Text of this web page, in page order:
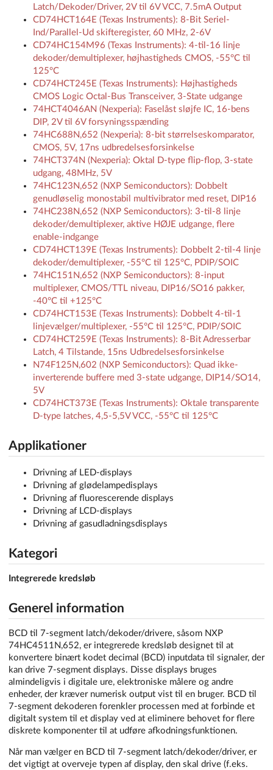
Latch/Dekoder/Driver, 2V til 6V VCC, 7.5mA Output
CD74HCT164E (Texas Instruments): 8-Bit Seriel-
Ind/Parallel-Ud skifteregister, 60 MHz, 2-6V
CD74HC154M96 (Texas Instruments): 4-til-16 linje
dekoder/demultiplexer, højhastigheds CMOS, -55°C til
125°C
CD74HCT245E (Texas Instruments): Højhastigheds
CMOS Logic Octal-Bus Transceiver, 3-State udgange
74HCT4046AN (Nexperia): Faselåst sløjfe IC, 16-bens
DIP, 2V til 6V forsyningsspænding
74HC688N,652 (Nexperia): 8-bit størrelseskomparator,
CMOS, 5V, 17ns udbredelsesforsinkelse
74HCT374N (Nexperia): Oktal D-type flip-flop, 3-state
udgang, 48MHz, 5V
74HC123N,652 (NXP Semiconductors): Dobbelt
genudløselig monostabil multivibrator med reset, DIP16
74HC238N,652 (NXP Semiconductors): 3-til-8 linje
dekoder/demultiplexer, aktive HØJE udgange, flere
enable-indgange
CD74HCT139E (Texas Instruments): Dobbelt 2-til-4 linje
dekoder/demultiplexer, -55°C til 125°C, PDIP/SOIC
74HC151N,652 (NXP Semiconductors): 8-input
multiplexer, CMOS/TTL niveau, DIP16/SO16 pakker,
-40°C til +125°C
CD74HCT153E (Texas Instruments): Dobbelt 4-til-1
linjevælger/multiplexer, -55°C til 125°C, PDIP/SOIC
CD74HCT259E (Texas Instruments): 8-Bit Adresserbar
Latch, 4 Tilstande, 15ns Udbredelsesforsinkelse
N74F125N,602 (NXP Semiconductors): Quad ikke-
inverterende buffere med 3-state udgange, DIP14/SO14,
5V
CD74HCT373E (Texas Instruments): Oktale transparente
D-type latches, 4,5-5,5V VCC, -55°C til 125°C
Applikationer
Drivning af LED-displays
Drivning af glødelampedisplays
Drivning af fluorescerende displays
Drivning af LCD-displays
Drivning af gasudladningsdisplays
Kategori
Integrerede kredsløb
Generel information
BCD til 7-segment latch/dekoder/drivere, såsom NXP
74HC4511N,652, er integrerede kredsløb designet til at
konvertere binært kodet decimal (BCD) inputdata til signaler, der
kan drive 7-segment displays. Disse displays bruges
almindeligvis i digitale ure, elektroniske målere og andre
enheder, der kræver numerisk output vist til en bruger. BCD til
7-segment dekoderen forenkler processen med at forbinde et
digitalt system til et display ved at eliminere behovet for flere
diskrete komponenter til at udføre afkodningsfunktionen.
Når man vælger en BCD til 7-segment latch/dekoder/driver, er
det vigtigt at overveje typen af display, den skal drive (f.eks.